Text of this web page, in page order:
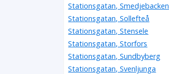
Stationsgatan, Smedjebacken
Stationsgatan, Sollefteå
Stationsgatan, Stensele
Stationsgatan, Storfors
Stationsgatan, Sundbyberg
Stationsgatan, Svenljunga